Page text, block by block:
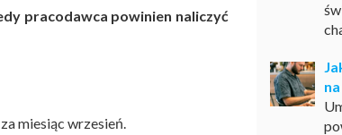
pracodawca powinien naliczyć
miesiąc wrzesień.